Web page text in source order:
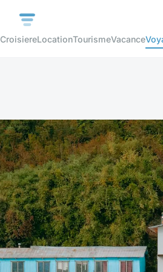
CroisiereLocationTourismeVacance